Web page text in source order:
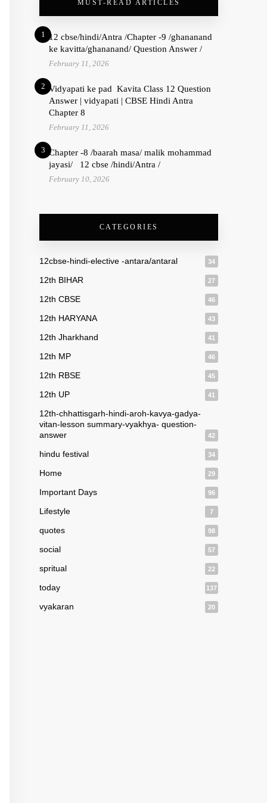
MUST-READ ARTICLES
1 12 cbse/hindi/Antra /Chapter -9 /ghananand
ke kavitta/ghananand/ Question Answer /
February 11, 2026
2 Vidyapati ke pad Kavita Class 12 Question
Answer | vidyapati | CBSE Hindi Antra
Chapter 8
February 11, 2026
3 Chapter -8 /baarah masa/ malik mohammad
jayasi/ 12 cbse /hindi/Antra /
February 10, 2026
CATEGORIES
12cbse-hindi-elective -antara/antaral 34
12th BIHAR 27
12th CBSE 46
12th HARYANA 43
12th Jharkhand 41
12th MP 46
12th RBSE 45
12th UP 41
12th-chhattisgarh-hindi-aroh-kavya-gadya-
vitan-lesson summary-vyakhya- question-
answer
42
hindu festival 34
Home 29
Important Days 96
Lifestyle 7
quotes 98
social 57
spritual 22
today 137
vyakaran 20